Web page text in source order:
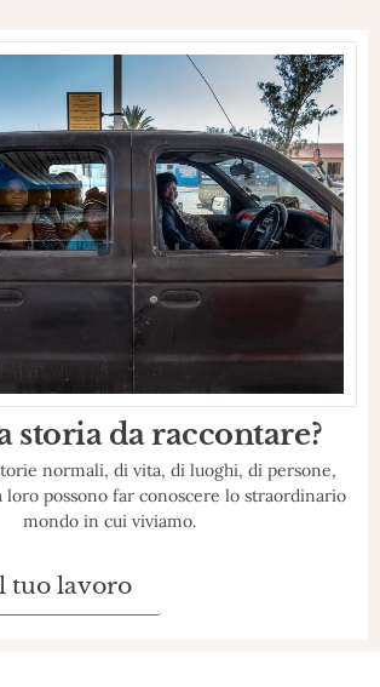
storia da raccontare?
normali, di vita, di luoghi, di persone,
loro possono far conoscere lo straordinario
mondo in cui viviamo.
tuo lavoro